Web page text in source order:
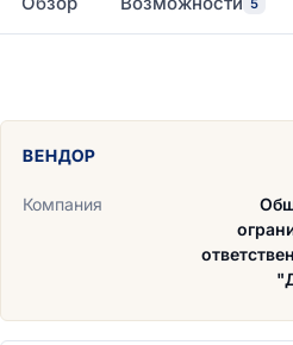
ВЕНДОР
Компания